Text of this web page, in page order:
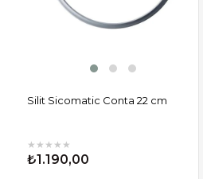
Silit Sicomatic Conta 22 cm
★ ★ ★ ★ ★
₺1.190,00